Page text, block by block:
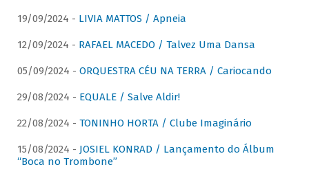
19/09/2024 - LIVIA MATTOS / Apneia
12/09/2024 - RAFAEL MACEDO / Talvez Uma Dansa
05/09/2024 - ORQUESTRA CÉU NA TERRA / Cariocando
29/08/2024 - EQUALE / Salve Aldir!
22/08/2024 - TONINHO HORTA / Clube Imaginário
15/08/2024 - JOSIEL KONRAD / Lançamento do Álbum
“Boca no Trombone”